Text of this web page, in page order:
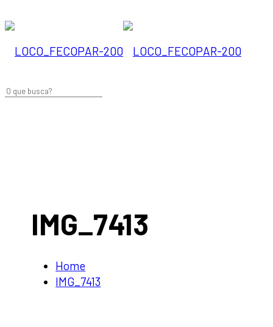
IMG_7413
Home
IMG_7413